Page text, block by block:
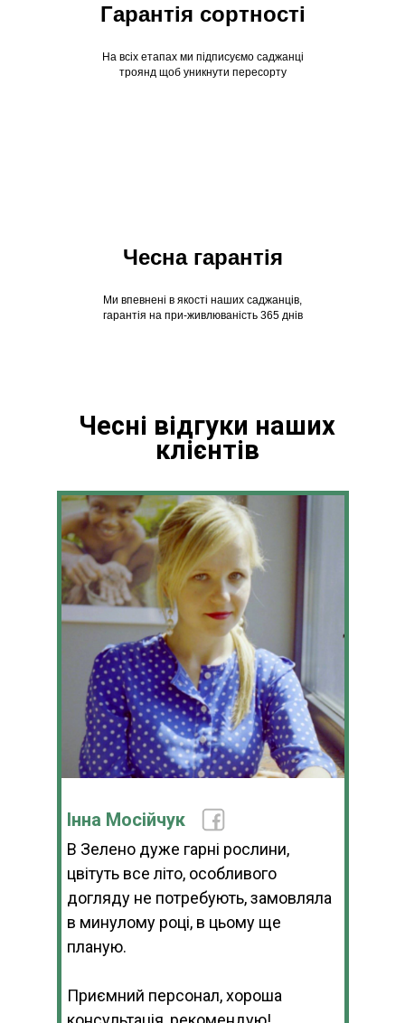
На всіх етапах ми підписуємо саджанці
троянд щоб уникнути пересорту
Ми впевнені в якості наших саджанців,
гарантія на при-живлюваність 365 днів
Гарантія сортності
Чесна гарантія
Чесні відгуки наших
клієнтів
Інна Мосійчук
В Зелено дуже гарні рослини,
цвітуть все літо, особливого
догляду не потребують, замовляла
в минулому році, в цьому ще
планую.
Приємний персонал, хороша